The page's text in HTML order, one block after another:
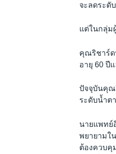
จะลดระดั
แต่ในกลุ่ม
คุณริชาร์ด
อายุ 60 ปี
ปัจจุบันคุณ
ระดับน้ำต
นายแพทย์
พยายามใ
ต้องควบคุ